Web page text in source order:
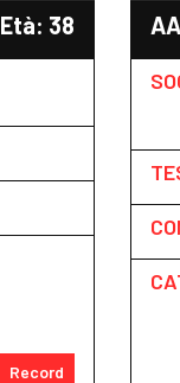
Età: 38
Record